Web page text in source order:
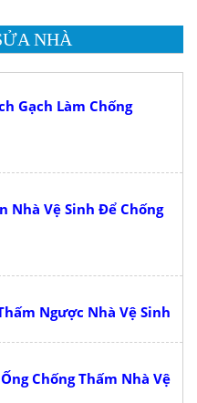
NHÀ
Gạch Làm Chống
Nhà Vệ Sinh Để Chống
Ngược Nhà Vệ Sinh
Chống Thấm Nhà Vệ